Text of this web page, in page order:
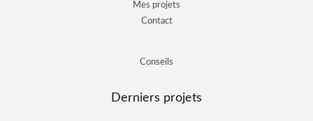
Mes projets
Contact
Conseils
Derniers projets